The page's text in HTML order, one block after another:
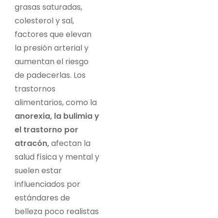
grasas saturadas,
colesterol y sal,
factores que elevan
la presión arterial y
aumentan el riesgo
de padecerlas. Los
trastornos
alimentarios, como la
anorexia, la bulimia y
el trastorno por
atracón,afectan la
salud física y mental y
suelen estar
influenciados por
estándares de
belleza poco realistas